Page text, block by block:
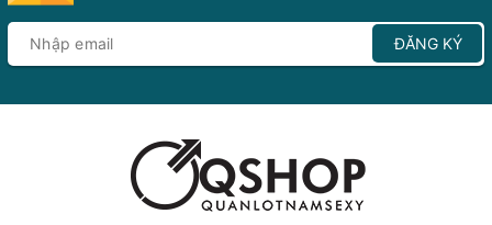
ĐĂNG KÝ